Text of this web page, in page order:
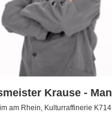
Krause - Man
zweimal
am Rhein, Kulturraffinerie K714